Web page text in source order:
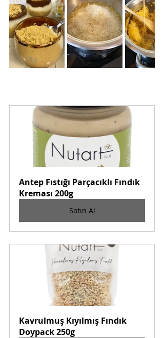
Antep Fıstığı Parçacıklı Fındık
Kreması 200g
Satın Al
Kavrulmuş Kıyılmış Fındık
Doypack 250g